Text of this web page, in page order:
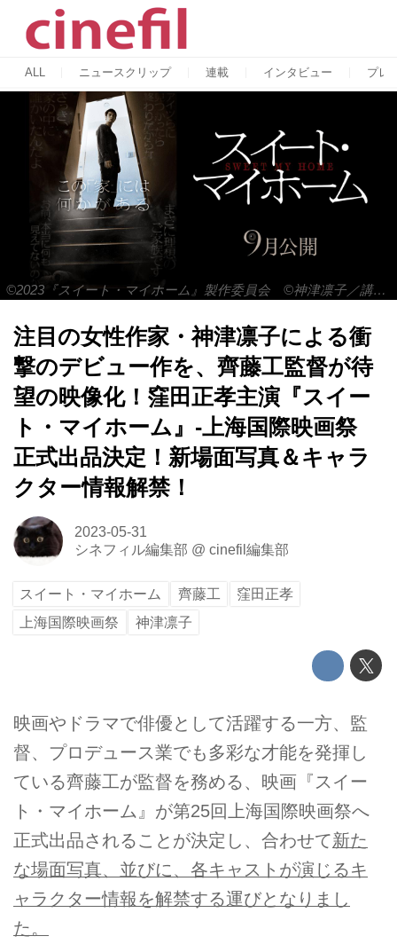
ALL ニュースクリップ 連載 インタビュー プレ
©2023『スイート・マイホーム』製作委員会 ©神津凛子／講談社
注目の女性作家・神津凛子による衝
撃のデビュー作を、齊藤工監督が待
望の映像化！窪田正孝主演『スイー
ト・マイホーム』-上海国際映画祭
正式出品決定！新場面写真＆キャラ
クター情報解禁！
2023-05-31
シネフィル編集部 @ cinefil編集部
スイート・マイホーム 齊藤工
窪田正孝
上海国際映画祭
神津凛子
映画やドラマで俳優として活躍する一方、監
督、プロデュース業でも多彩な才能を発揮し
ている齊藤工が監督を務める、映画『スイー
ト・マイホーム』が第25回上海国際映画祭へ
正式出品されることが決定し、合わせて新た
な場面写真、並びに、各キャストが演じるキ
ャラクター情報を解禁する運びとなりまし
た。